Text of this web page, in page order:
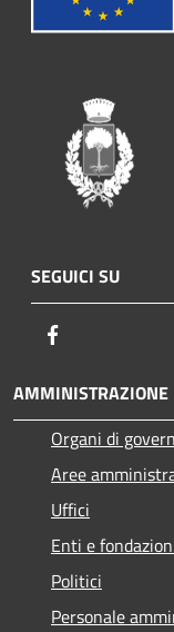
SEGUICI SU
AMMINISTRAZIONE
Organi di
Aree
Uffici
Enti e
Politici
Personale